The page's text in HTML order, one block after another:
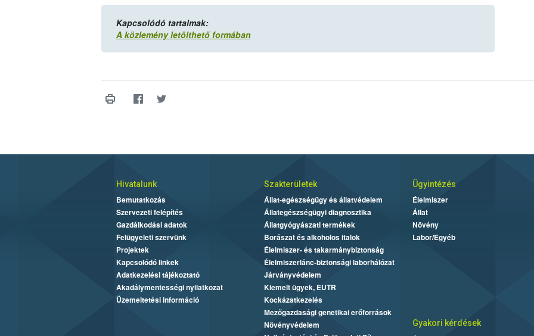
Kapcsolódó tartalmak:
A közlemény letölthető formában
Hivatalunk
Bemutatkozás
Szervezeti felépítés
Gazdálkodási adatok
Felügyeleti szervünk
Projektek
Kapcsolódó linkek
Adatkezelési tájékoztató
Akadálymentességi nyilatkozat
Üzemeltetési információ
Szakterületek
Állat-egészségügy és állatvédelem
Állategészségügyi diagnosztika
Állatgyógyászati termékek
Borászat és alkoholos italok
Élelmiszer- és takarmánybiztonság
Élelmiszerlánc-biztonsági laborhálózat
Járványvédelem
Kiemelt ügyek, EUTR
Kockázatkezelés
Mezőgazdasági genetikai erőforrások
Növényvédelem
Ügyintézés
Élelmiszer
Állat
Növény
Labor/Egyéb
Gyakori kérdések